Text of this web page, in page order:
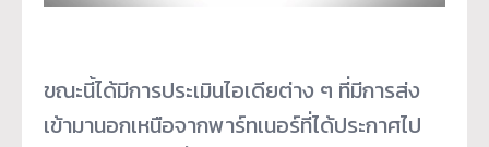
ขณะนี้ได้มีการประเมินไอเดียต่าง ๆ ที่มีการส่ง
เข้ามานอกเหนือจากพาร์ทเนอร์ที่ได้ประกาศไป